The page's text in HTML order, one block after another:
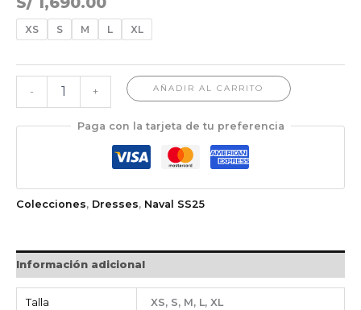
XS S M L XL
- + AÑADIR AL CARRITO
Paga con la tarjeta de tu preferencia
Colecciones, Dresses, Naval SS25
Información adicional
Talla XS, S, M, L, XL